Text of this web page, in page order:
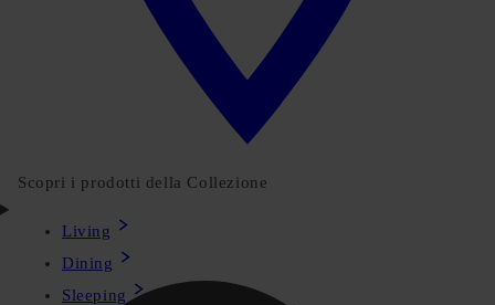
Scopri i prodotti della Collezione
Living
Dining
Sleeping